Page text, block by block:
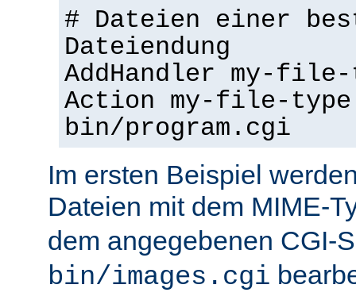
# Dateien einer
Dateiendung
AddHandler my-
Action my-file-
bin/program.cgi
Im ersten Beispiel
Dateien mit dem MIME-
dem angegebenen CGI-
bin/images.cgi